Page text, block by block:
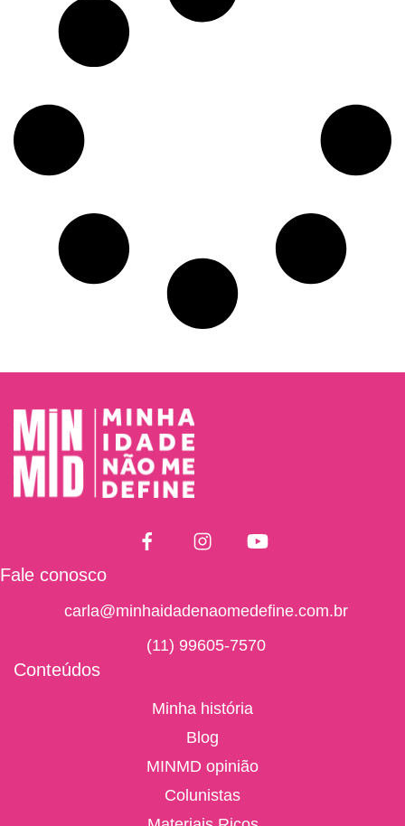
Fale conosco
carla@minhaidadenaomedefine.com.br
(11) 99605-7570
Conteúdos
Minha história
Blog
MINMD opinião
Colunistas